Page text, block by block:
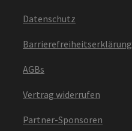
Datenschutz
Barrierefreiheitserklärung
AGBs
Vertrag widerrufen
Partner-Sponsoren